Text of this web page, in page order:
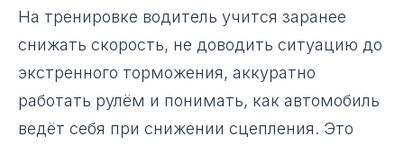
На тренировке водитель учится заранее
снижать скорость, не доводить ситуацию до
экстренного торможения, аккуратно
работать рулём и понимать, как автомобиль
ведёт себя при снижении сцепления. Это